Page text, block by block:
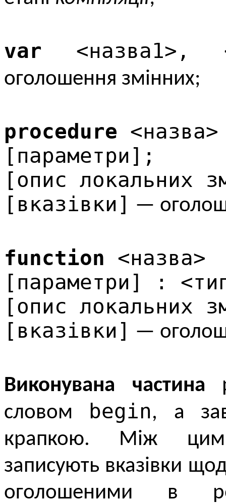
var <назва1>,
оголошення змінних;
procedure <назва>
[параметри];
[опис локальних
[вказівки]
—
function <назва>
[параметри] :
[опис локальних
[вказівки]
—
Виконувана частина
словом
begin, а
крапкою. Між
записують вказівки
оголошеними в